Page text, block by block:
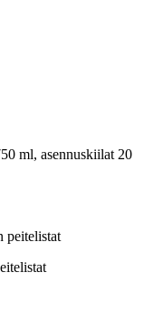
ml, asennuskiilat 20